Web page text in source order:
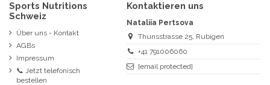
Sports Nutritions
Schweiz
Über uns - Kontakt
AGBs
Impressum
📞 Jetzt telefonisch
bestellen
Kontaktieren uns
Nataliia Pertsova
Thunsstrasse 25, Rubigen
+41 791006060
[email protected]